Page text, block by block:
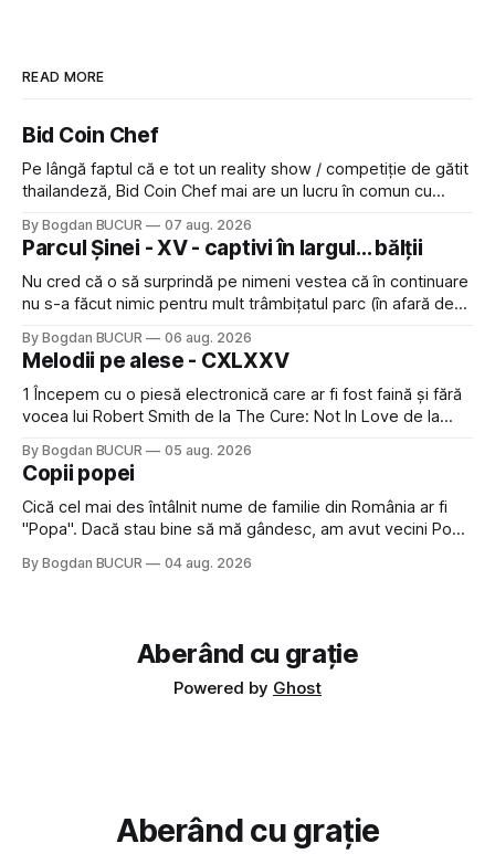
READ MORE
Bid Coin Chef
Pe lângă faptul că e tot un reality show / competiție de gătit
thailandeză, Bid Coin Chef mai are un lucru în comun cu
lăsat rece la prima vedere, după care m-a făcut să mă
îndrăgostesc de el. Nu mi-a plăcut faptul
By Bogdan BUCUR 07 aug. 2026
Parcul Șinei - XV - captivi în largul... bălții
Nu cred că o să surprindă pe nimeni vestea că în continuare
nu s-a făcut nimic pentru mult trâmbițatul parc (în afară de
timp pui și latră prin gard la lumea care trece prin zonă). Am
avut, în schimb, o belea
By Bogdan BUCUR 06 aug. 2026
Melodii pe alese - CXLXXV
1 Începem cu o piesă electronică care ar fi fost faină și fără
vocea lui Robert Smith de la The Cure: Not In Love de la
a dovedit că jumătatea masculină a acelui duo era cam
dubioasă...) 2. Băgăm la
By Bogdan BUCUR 05 aug. 2026
Copii popei
Cică cel mai des întâlnit nume de familie din România ar fi
"Popa". Dacă stau bine să mă gândesc, am avut vecini Popa
Dexonline spune de etimologia termenului de popă că ar
By Bogdan BUCUR 04 aug. 2026
Aberând cu grație
Powered by Ghost
Aberând cu grație